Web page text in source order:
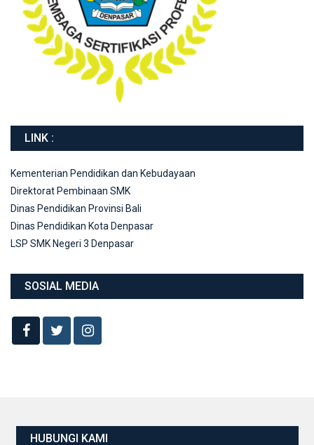
LINK :
Kementerian Pendidikan dan Kebudayaan
Direktorat Pembinaan SMK
Dinas Pendidikan Provinsi Bali
Dinas Pendidikan Kota Denpasar
LSP SMK Negeri 3 Denpasar
SOSIAL MEDIA
HUBUNGI KAMI